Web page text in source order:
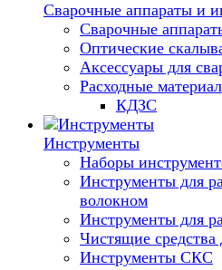
Сварочные аппараты и
Сварочные
Оптические
Аксессуары для
Расходные
КДЗС
Инструменты
Наборы
Инструменты для
волокном
Инструменты для
Чистящие средства
Инструменты СКС